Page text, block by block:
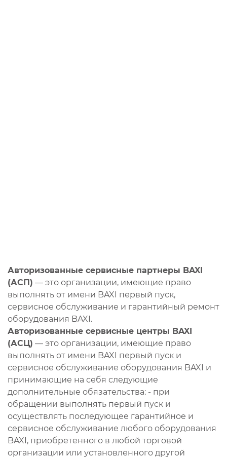
Авторизованные сервисные партнеры BAXI
(АСП) — это организации, имеющие право
выполнять от имени BAXI первый пуск,
сервисное обслуживание и гарантийный ремонт
оборудования BAXI.
Авторизованные сервисные центры BAXI
(АСЦ) — это организации, имеющие право
выполнять от имени BAXI первый пуск и
сервисное обслуживание оборудования BAXI и
принимающие на себя следующие
дополнительные обязательства: - при
обращении выполнять первый пуск и
осуществлять последующее гарантийное и
сервисное обслуживание любого оборудования
BAXI, приобретенного в любой торговой
организации или установленного другой